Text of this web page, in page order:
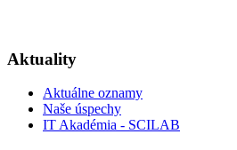
Aktuality
Aktuálne oznamy
Naše úspechy
IT Akadémia - SCILAB